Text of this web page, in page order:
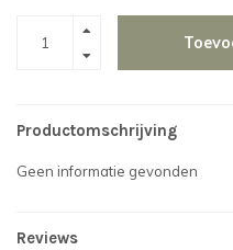
Productomschrijving
Geen informatie gevonden
Reviews